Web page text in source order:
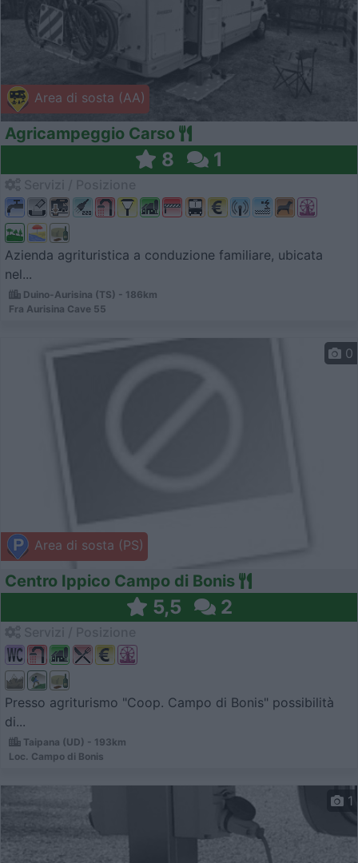
Area di sosta (AA)
Agricampeggio Carso
8 1
Azienda agrituristica a conduzione familiare, ubicata
nel...
Duino-Aurisina (TS) - 186km
Fra Aurisina Cave 55
Area di sosta (PS)
0
Centro Ippico Campo di Bonis
5,5 2
Presso agriturismo "Coop. Campo di Bonis" possibilità
di...
Taipana (UD) - 193km
Loc. Campo di Bonis
1